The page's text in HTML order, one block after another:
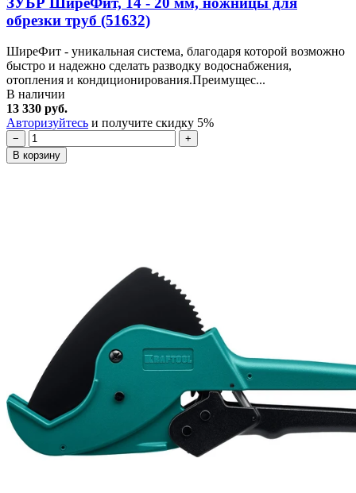
обрезки труб (51632)
ШиреФит - уникальная система, благодаря которой возможно
быстро и надежно сделать разводку водоснабжения,
отопления и кондиционирования.Преимущес...
В наличии
13 330 руб.
Авторизуйтесь и получите скидку 5%
−
+
В корзину